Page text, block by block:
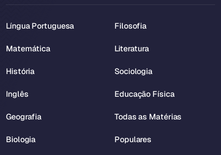
Língua Portuguesa
Matemática
História
Inglês
Geografia
Biologia
Filosofia
Literatura
Sociologia
Educação Física
Todas as Matérias
Populares